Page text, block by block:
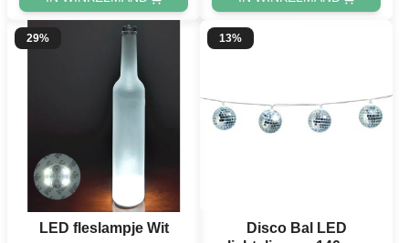
29%
LED fleslampje Wit
13%
Disco Bal LED